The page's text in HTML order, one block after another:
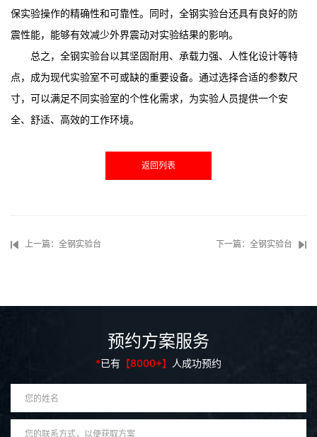
保实验操作的精确性和可靠性。同时，全钢实验台还具有良好的防
震性能，能够有效减少外界震动对实验结果的影响。
总之，全钢实验台以其坚固耐用、承载力强、人性化设计等特
点，成为现代实验室不可或缺的重要设备。通过选择合适的参数尺
寸，可以满足不同实验室的个性化需求，为实验人员提供一个安
全、舒适、高效的工作环境。
返回列表
上一篇：全钢实验台 下一篇：全钢实验台
预约方案服务
*已有 【8000+】 人成功预约